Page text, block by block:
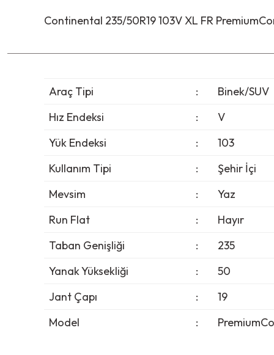
Continental 235/50R19 103V XL FR
Araç Tipi :
Binek/SUV
Hız Endeksi
:
V
Yük Endeksi
:
103
Kullanım Tipi
:
Şehir İçi
Mevsim
:
Yaz
Run Flat
:
Hayır
Taban Genişliği
:
235
Yanak Yüksekliği
:
50
Jant Çapı
:
19
Model
: